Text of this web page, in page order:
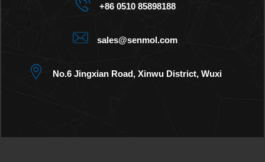
+86 0510 85898188
sales@senmol.com
No.6 Jingxian Road, Xinwu District, Wuxi